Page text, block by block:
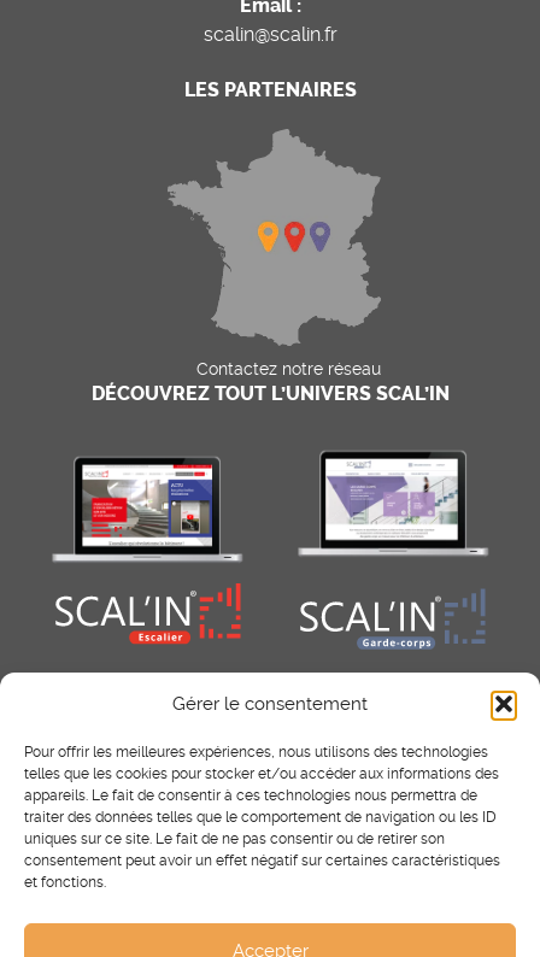
Gérer le consentement
Pour offrir les meilleures expériences, nous utilisons des technologies
telles que les cookies pour stocker et/ou accéder aux informations des
appareils. Le fait de consentir à ces technologies nous permettra de
traiter des données telles que le comportement de navigation ou les ID
uniques sur ce site. Le fait de ne pas consentir ou de retirer son
consentement peut avoir un effet négatif sur certaines caractéristiques
et fonctions.
Accepter
Email :
scalin@scalin.fr
LES PARTENAIRES
Contactez notre réseau
DÉCOUVREZ TOUT L’UNIVERS SCAL’IN
Facebook
Instagram
Pinterest